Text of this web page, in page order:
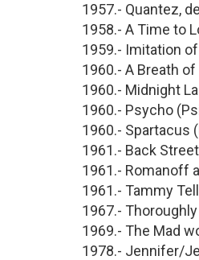
1957.- Quantez,
1958.- A Time to
1959.- Imitation
1960.- A Breath
1960.- Midnight
1960.- Psycho
1960.- Spartacus
1961.- Back
1961.- Romanoff
1961.- Tammy
1967.-
1969.- The Mad
1978.- Jennifer/